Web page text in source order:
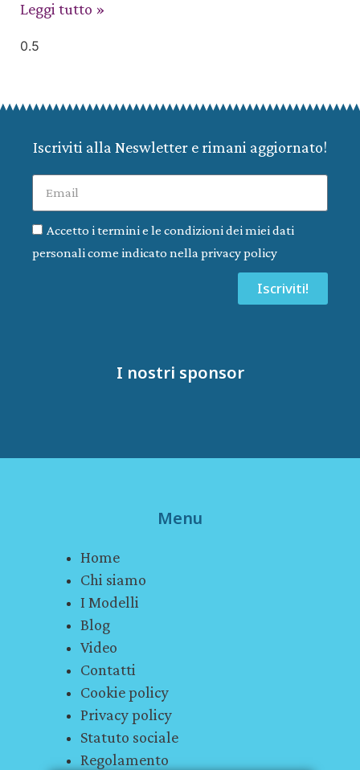
Leggi tutto »
Menu
Home
Chi siamo
I Modelli
Blog
Video
Contatti
Cookie policy
Privacy policy
Statuto sociale
Regolamento
Iscriviti alla Neswletter e rimani aggiornato!
Accetto i termini e le condizioni dei miei dati
personali come indicato nella privacy policy
Iscriviti!
I nostri sponsor